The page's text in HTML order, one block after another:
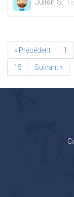
Julien S. 1
« Précédent 1
15 Suivant »